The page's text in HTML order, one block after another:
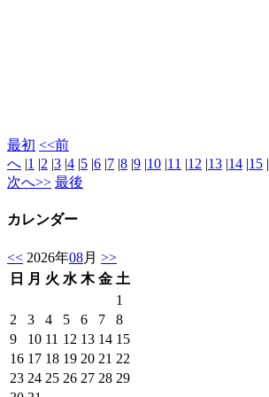
最初 <<前
へ |1 |2 |3 |4 |5 |6 |7 |8 |9 |10 |11 |12 |13 |14 |15 |
次へ>> 最後
カレンダー
<< 2026年08月 >>
日
月 火 水 木 金 土
1
2
3 4 5 6 7
8
9
10 11 12 13 14 15
16 17 18 19 20 21 22
23 24 25 26 27 28 29